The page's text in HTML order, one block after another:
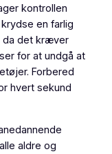
kontrollen
en farlig
da det kræver
for at undgå at
Forbered
hvert sekund
aldre og